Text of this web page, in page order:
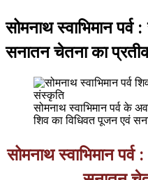
सोमनाथ स्वाभिमान पर्व
सनातन चेतना का
सोमनाथ स्वाभिमान पर्व के
शिव का विधिवत पूजन एवं
सोमनाथ स्वाभिमान